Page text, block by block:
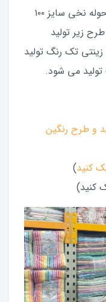
برند مرتضی رامش (سنتی باف یزد) حوله نخی سایز ۱۰۰
طرح زیر تولید
تک رنگ تولید
می شود.
و طرح رنگین
کنید)
کنید)